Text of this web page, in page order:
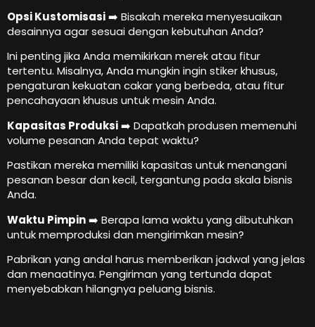
Opsi Kustomisasi➡️ Bisakah mereka menyesuaikan
desainnya agar sesuai dengan kebutuhan Anda?
Ini penting jika Anda memikirkan merek atau fitur
tertentu. Misalnya, Anda mungkin ingin stiker khusus,
pengaturan kekuatan cakar yang berbeda, atau fitur
pencahayaan khusus untuk mesin Anda.
Kapasitas Produksi➡️ Dapatkah produsen memenuhi
volume pesanan Anda tepat waktu?
Pastikan mereka memiliki kapasitas untuk menangani
pesanan besar dan kecil, tergantung pada skala bisnis
Anda.
Waktu Pimpin➡️ Berapa lama waktu yang dibutuhkan
untuk memproduksi dan mengirimkan mesin?
Pabrikan yang andal harus memberikan jadwal yang jelas
dan menaatinya. Pengiriman yang tertunda dapat
menyebabkan hilangnya peluang bisnis.